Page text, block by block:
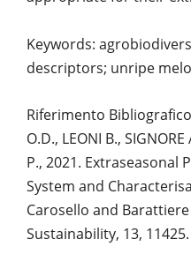
Keywords:
descriptors; unripe
Riferimento
O.D., LEONI B.,
P., 2021. Extraseasonal
System and
Carosello and
Sustainability, 13, 11425.